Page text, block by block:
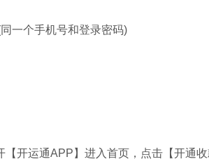
一个手机号和登录密码)
开运通APP】进入首页，点击【开通